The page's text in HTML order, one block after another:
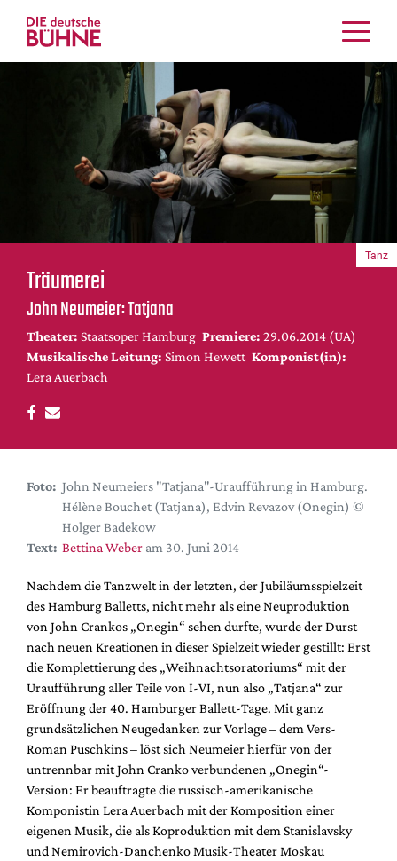
Schauspiel
Musiktheater
Crossover
Bühnenwelt
Festivals & Veranstaltungen
Menschen & Theater
Themen
Internationales
Nachrufe
Medientipps
DdB-map
Kalender
Festival-Planer
Hefte
Alle Hefte
Leseproben
Podcast
Service
Shop / Abo
Newsletter
Redaktion
Autor:innen
Partner
Mediadaten
Suche
Träumerei
John Neumeier: Tatjana
Theater: Staatsoper Hamburg Premiere: 29.06.2014 (UA)
Musikalische Leitung: Simon Hewett Komponist(in):
Lera Auerbach
Tanz
Foto: John Neumeiers "Tatjana"-Uraufführung in Hamburg.
Hélène Bouchet (Tatjana), Edvin Revazov (Onegin) ©
Holger Badekow
Text: Bettina Weber am 30. Juni 2014
Nachdem die Tanzwelt in der letzten, der Jubiläumsspielzeit
des Hamburg Balletts, nicht mehr als eine Neuproduktion
von John Crankos „Onegin“ sehen durfte, wurde der Durst
nach neuen Kreationen in dieser Spielzeit wieder gestillt: Erst
die Komplettierung des „Weihnachtsoratoriums“ mit der
Uraufführung aller Teile von I-VI, nun also „Tatjana“ zur
Eröffnung der 40. Hamburger Ballett-Tage. Mit ganz
grundsätzlichen Neugedanken zur Vorlage – dem Vers-
Roman Puschkins – löst sich Neumeier hierfür von der
untrennbar mit John Cranko verbundenen „Onegin“-
Version: Er beauftragte die russisch-amerikanische
Komponistin Lera Auerbach mit der Komposition einer
eigenen Musik, die als Koproduktion mit dem Stanislavsky
und Nemirovich-Danchenko Musik-Theater Moskau